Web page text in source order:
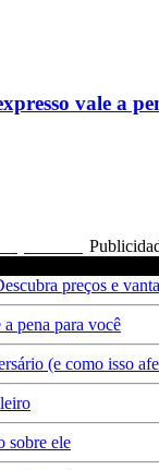
vale a
preços e
pena para você
(e como isso
sobre ele